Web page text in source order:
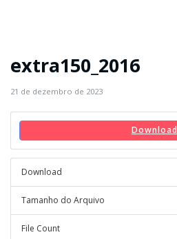
extra150_2016
21 de dezembro de 2023
Download
Download
Tamanho do Arquivo
File Count